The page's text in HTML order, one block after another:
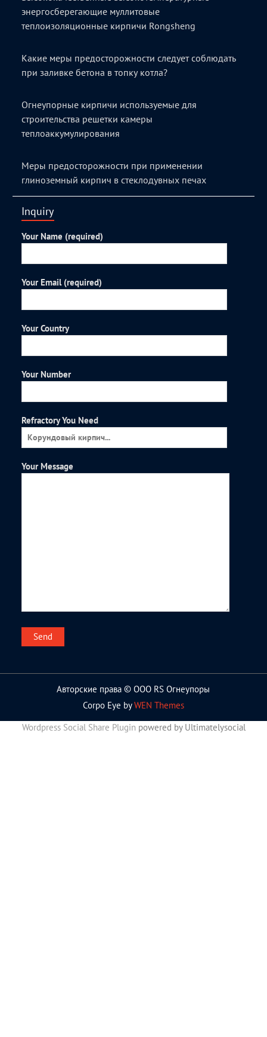
энергосберегающие муллитовые
теплоизоляционные кирпичи Rongsheng
Какие меры предосторожности следует соблюдать
при заливке бетона в топку котла?
Огнеупорные кирпичи используемые для
строительства решетки камеры
теплоаккумулирования
Меры предосторожности при применении
глиноземный кирпич в стеклодувных печах
Inquiry
Your Name (required)
Your Email (required)
Your Country
Your Number
Refractory You Need
Your Message
Авторские права © ООО RS Огнеупоры
Corpo Eye byWEN Themes
Wordpress Social Share Plugin powered by Ultimatelysocial